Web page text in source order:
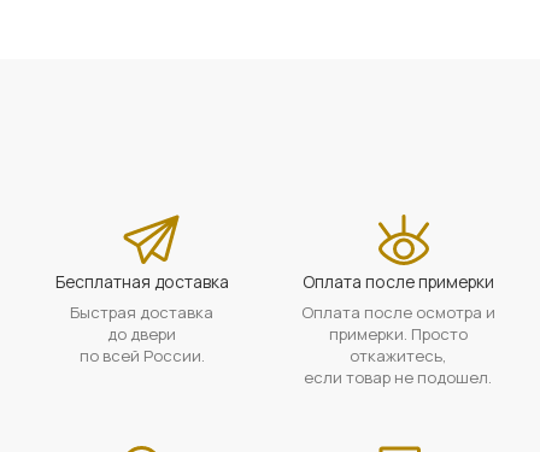
Бесплатная доставка
Быстрая доставка
до двери
по всей России.
Оплата после примерки
Оплата после осмотра и
примерки. Просто
откажитесь,
если товар не подошел.